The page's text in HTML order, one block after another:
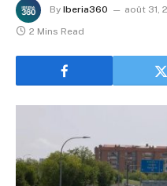
By Iberia360 août 31,
2 Mins Read